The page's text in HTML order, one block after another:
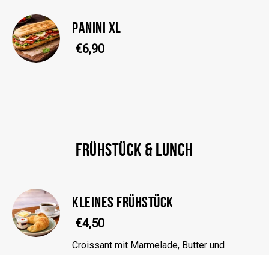
PANINI XL
€6,90
FRÜHSTÜCK & LUNCH
KLEINES FRÜHSTÜCK
€4,50
Croissant mit Marmelade, Butter und